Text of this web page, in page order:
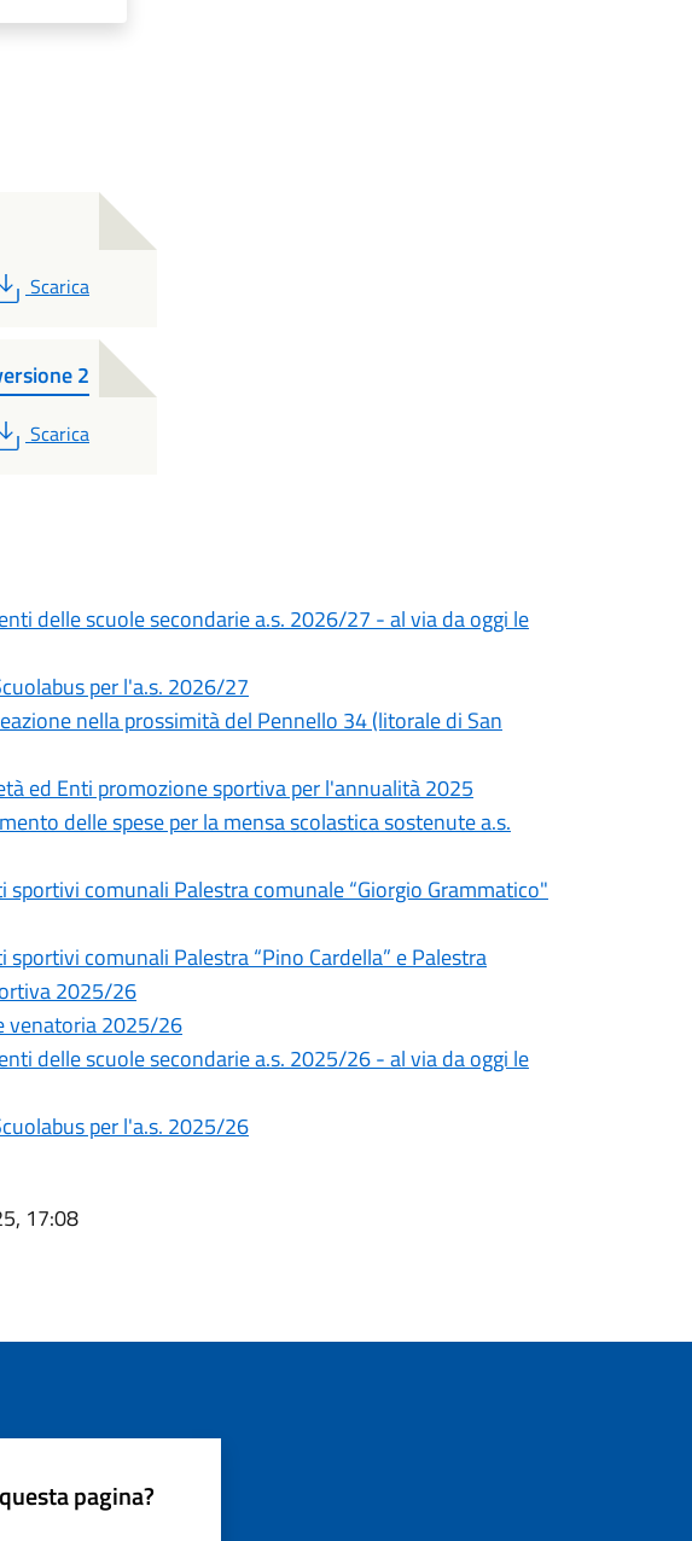
PDF
Scarica
2
PDF
Scarica
delle scuole secondarie a.s. 2026/27 - al via da oggi le
per l'a.s. 2026/27
nella prossimità del Pennello 34 (litorale di San
ed Enti promozione sportiva per l'annualità 2025
delle spese per la mensa scolastica sostenute a.s.
comunali Palestra comunale “Giorgio Grammatico"
comunali Palestra “Pino Cardella” e Palestra
2025/26
venatoria 2025/26
delle scuole secondarie a.s. 2025/26 - al via da oggi le
per l'a.s. 2025/26
17:08
pagina?